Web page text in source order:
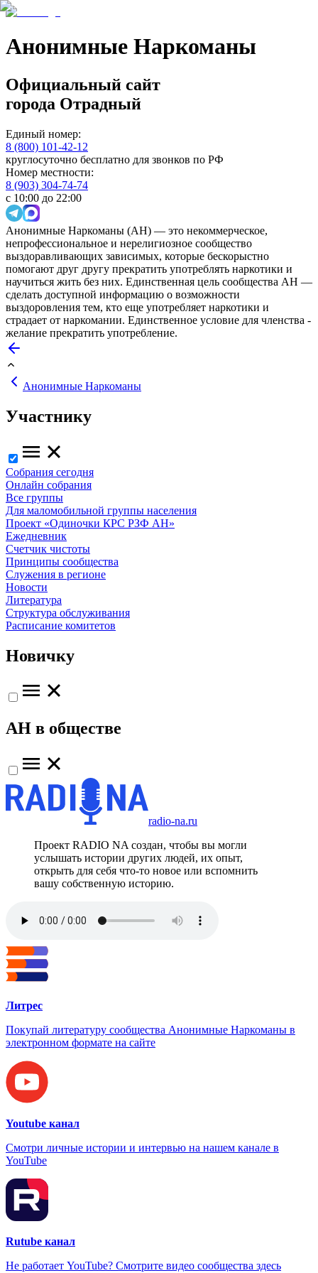
Анонимные Наркоманы
Официальный сайт
города Отрадный
Единый номер:
8 (800) 101-42-12
круглосуточно бесплатно для звонков по РФ
Номер местности:
8 (903) 304-74-74
с 10:00 до 22:00
Анонимные Наркоманы (АН) — это некоммерческое,
непрофессиональное и нерелигиозное сообщество
выздоравливающих зависимых, которые бескорыстно
помогают друг другу прекратить употреблять наркотики и
научиться жить без них. Единственная цель сообщества АН —
сделать доступной информацию о возможности
выздоровления тем, кто еще употребляет наркотики и
страдает от наркомании. Единственное условие для членства -
желание прекратить употребление.
Анонимные Наркоманы
Участнику
Собрания сегодня
Онлайн собрания
Все группы
Для маломобильной группы населения
Проект «Одиночки КРС РЗФ АН»
Ежедневник
Счетчик чистоты
Принципы сообщества
Служения в регионе
Новости
Литература
Структура обслуживания
Расписание комитетов
Новичку
АН в обществе
radio-na.ru
Проект RADIO NA создан, чтобы вы могли
услышать истории других людей, их опыт,
открыть для себя что-то новое или вспомнить
вашу собственную историю.
Литрес
Покупай литературу сообщества Анонимные Наркоманы в
электронном формате на сайте
Youtube канал
Смотри личные истории и интервью на нашем канале в
YouTube
Rutube канал
Не работает YouTube? Смотрите видео сообщества здесь